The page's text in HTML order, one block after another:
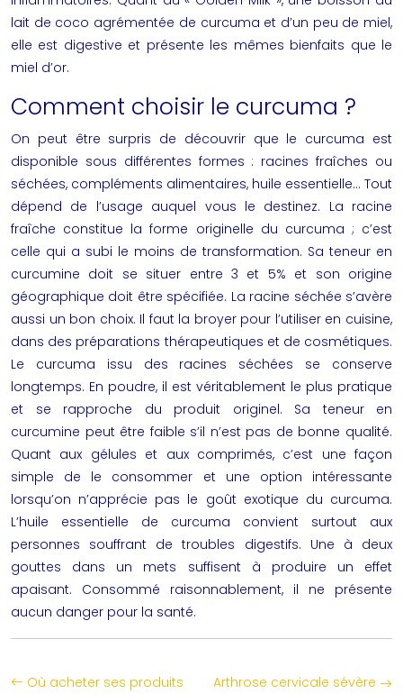
lait de coco agrémentée de curcuma et d’un peu de miel,
elle est digestive et présente les mêmes bienfaits que le
miel d’or.
Comment choisir le curcuma ?
On peut être surpris de découvrir que le curcuma est
disponible sous différentes formes : racines fraîches ou
séchées, compléments alimentaires, huile essentielle… Tout
dépend de l’usage auquel vous le destinez. La racine
fraîche constitue la forme originelle du curcuma ; c’est
celle qui a subi le moins de transformation. Sa teneur en
curcumine doit se situer entre 3 et 5% et son origine
géographique doit être spécifiée. La racine séchée s’avère
aussi un bon choix. Il faut la broyer pour l’utiliser en cuisine,
dans des préparations thérapeutiques et de cosmétiques.
Le curcuma issu des racines séchées se conserve
longtemps. En poudre, il est véritablement le plus pratique
et se rapproche du produit originel. Sa teneur en
curcumine peut être faible s’il n’est pas de bonne qualité.
Quant aux gélules et aux comprimés, c’est une façon
simple de le consommer et une option intéressante
lorsqu’on n’apprécie pas le goût exotique du curcuma.
L’huile essentielle de curcuma convient surtout aux
personnes souffrant de troubles digestifs. Une à deux
gouttes dans un mets suffisent à produire un effet
apaisant. Consommé raisonnablement, il ne présente
aucun danger pour la santé.
Où acheter ses produits
Arthrose cervicale sévère